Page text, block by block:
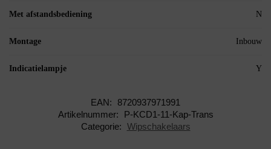
Met afstandsbediening N
Montage Inbouw
Indicatielampje Y
EAN:
8720937971991
Artikelnummer:
P-KCD1-11-Kap-Trans
Categorie: Wipschakelaars